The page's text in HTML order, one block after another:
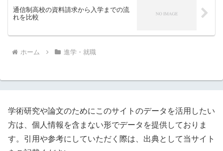
通信制高校の資料請求から入学までの流
れを比較
ホーム 進学・就職
学術研究や論文のためにこのサイトのデータを活用したい
方は、個人情報を含まない形でデータを提供しておりま
す。引用や参考にしていただく際は、出典として当サイト